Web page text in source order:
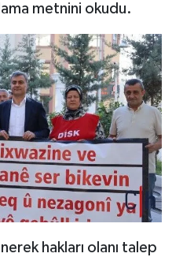
metnini okudu.
hakları olanı talep